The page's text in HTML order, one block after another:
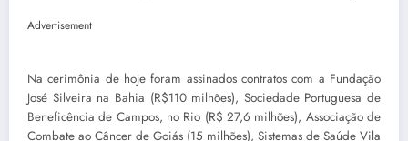
Advertisement
Na cerimônia de hoje foram assinados contratos com a Fundação
José Silveira na Bahia (R$110 milhões), Sociedade Portuguesa de
Beneficência de Campos, no Rio (R$ 27,6 milhões), Associação de
Combate ao Câncer de Goiás (15 milhões), Sistemas de Saúde Vila